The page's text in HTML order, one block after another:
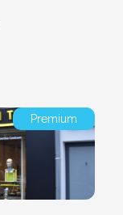
Premium